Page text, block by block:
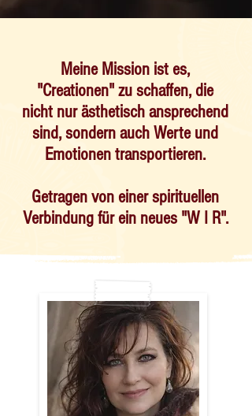
Meine Mission ist es,
"Creationen" zu schaffen, die
nicht nur ästhetisch ansprechend
sind, sondern auch Werte und
Emotionen transportieren.
Getragen von einer spirituellen
Verbindung für ein neues "W I R".